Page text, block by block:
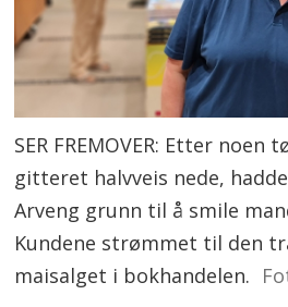
SER FREMOVER: Etter noen
gitteret halvveis nede,
Arveng grunn til å smile
Kundene strømmet til den
maisalget i bokhandelen.